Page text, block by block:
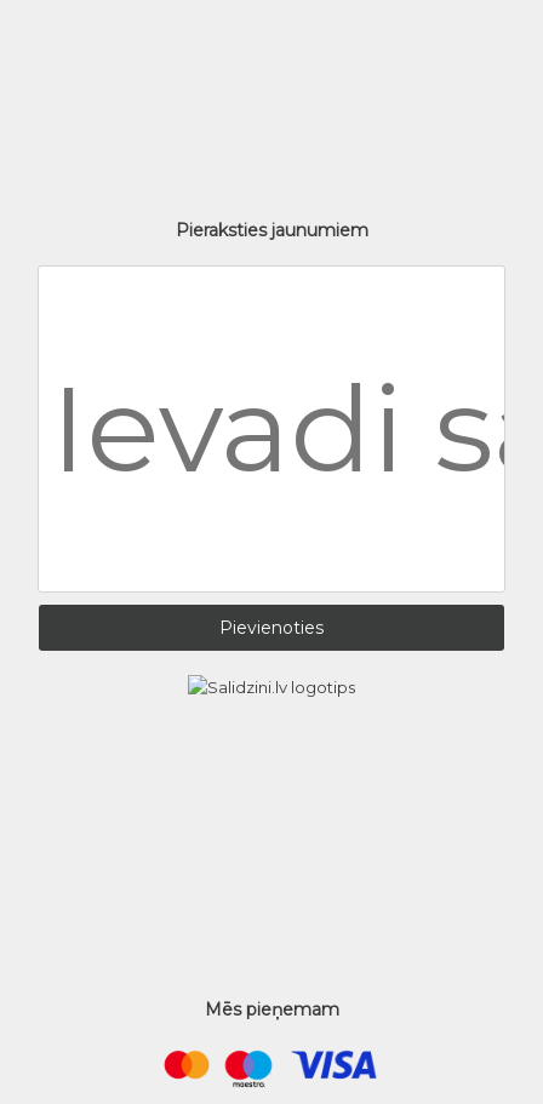
Pieraksties jaunumiem
Mēs pieņemam